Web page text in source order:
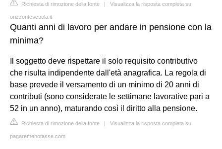
Richiesta di rimozione della fonte | Visualizza la risposta completa su
orizzontescuola.it
Quanti anni di lavoro per andare in pensione con la
minima?
Il soggetto deve rispettare il solo requisito contributivo
che risulta indipendente dall'età anagrafica. La regola di
base prevede il versamento di un minimo di 20 anni di
contributi (sono considerate le settimane lavorative pari a
52 in un anno), maturando così il diritto alla pensione.
Richiesta di rimozione della fonte | Visualizza la risposta completa su
pagaremenotasse.com